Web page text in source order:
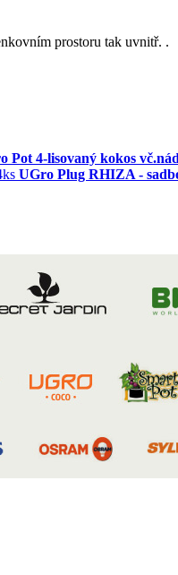
prostoru tak uvnitř. .
Pot 4-lisovaný kokos
UGro Plug RHIZA -